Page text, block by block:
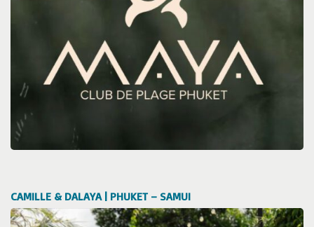
CAMILLE & DALAYA | PHUKET – SAMUI